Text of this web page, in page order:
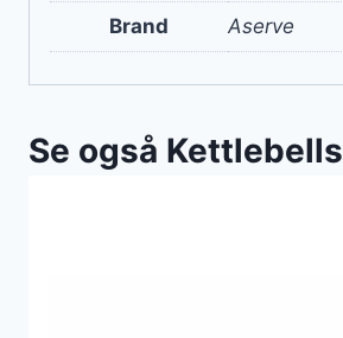
Brand Aserve
Se også Kettlebells